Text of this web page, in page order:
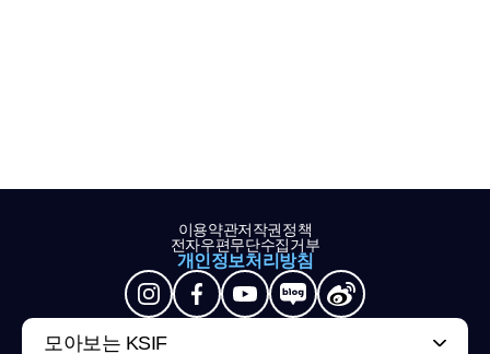
이용약관저작권정책
전자우편무단수집거부
개인정보처리방침
모아보는 KSIF